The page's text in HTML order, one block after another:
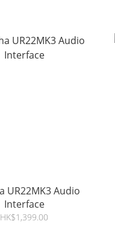
UR22MK3 Audio
Interface
HK$1,399.00